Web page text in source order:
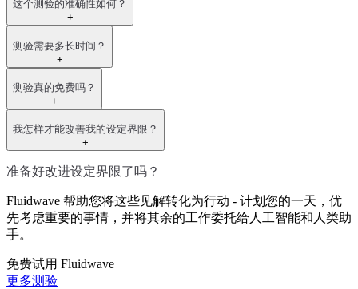
这个测验的准确性如何？
+
测验需要多长时间？
+
测验真的免费吗？
+
我怎样才能改善我的设定界限？
+
准备好改进设定界限了吗？
Fluidwave 帮助您将这些见解转化为行动 - 计划您的一天，优
先考虑重要的事情，并将其余的工作委托给人工智能和人类助
手。
免费试用 Fluidwave
更多测验